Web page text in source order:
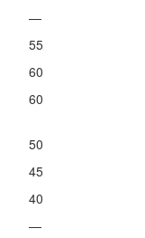
—
55
60
60
50
45
40
—